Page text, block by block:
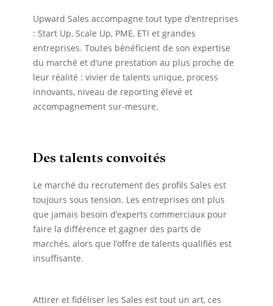
Upward Sales accompagne tout type d’entreprises
: Start Up, Scale Up, PME, ETI et grandes
entreprises. Toutes bénéficient de son expertise
du marché et d’une prestation au plus proche de
leur réalité : vivier de talents unique, process
innovants, niveau de reporting élevé et
accompagnement sur-mesure.
Des talents convoités
Le marché du recrutement des profils Sales est
toujours sous tension. Les entreprises ont plus
que jamais besoin d’experts commerciaux pour
faire la différence et gagner des parts de
marchés, alors que l’offre de talents qualifiés est
insuffisante.
Attirer et fidéliser les Sales est tout un art, ces